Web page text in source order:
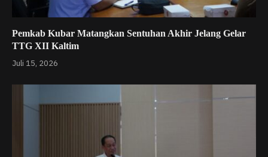
Pemkab Kubar Matangkan Sentuhan Akhir Jelang Gelar
TTG XII Kaltim
Juli 15, 2026